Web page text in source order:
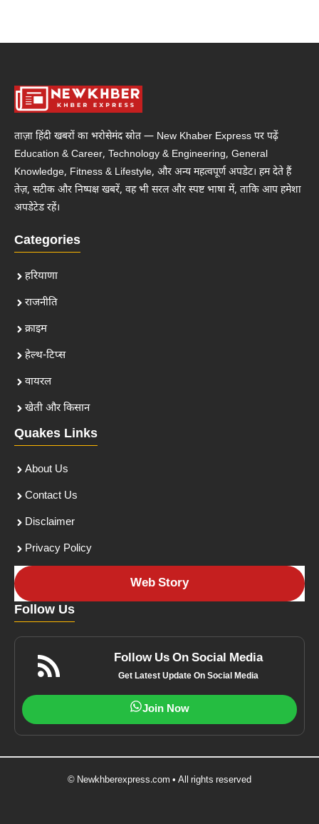
ताज़ा हिंदी खबरों का भरोसेमंद स्रोत — New Khaber Express पर पढ़ें
Education & Career, Technology & Engineering, General
Knowledge, Fitness & Lifestyle, और अन्य महत्वपूर्ण अपडेट। हम देते हैं
तेज़, सटीक और निष्पक्ष खबरें, वह भी सरल और स्पष्ट भाषा में, ताकि आप हमेशा
अपडेटेड रहें।
Categories
हरियाणा
राजनीति
क्राइम
हेल्थ-टिप्स
वायरल
खेती और किसान
Quakes Links
About Us
Contact Us
Disclaimer
Privacy Policy
Web Story
Follow Us
Follow Us On Social Media
Get Latest Update On Social Media
Join Now
© Newkhberexpress.com • All rights reserved